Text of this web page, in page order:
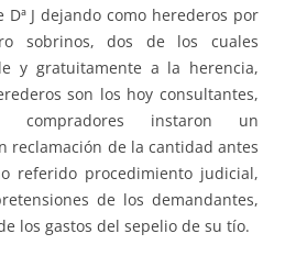
Dª J dejando como herederos por
sobrinos, dos de los cuales
y gratuitamente a la herencia,
son los hoy consultantes,
compradores instaron un
reclamación de la cantidad antes
referido procedimiento judicial,
de los demandantes,
los gastos del sepelio de su tío.